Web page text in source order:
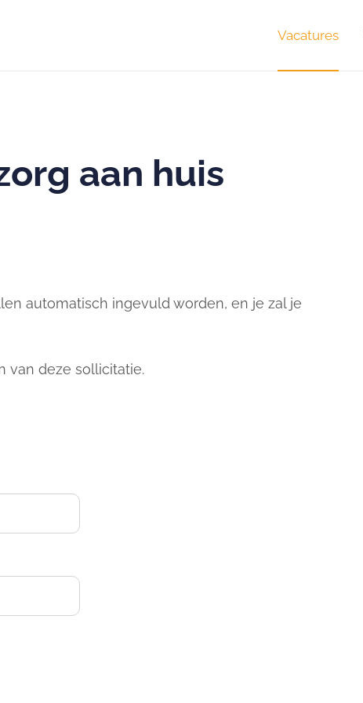
Vacatures
aan huis
automatisch ingevuld worden, en je zal je
van deze sollicitatie.